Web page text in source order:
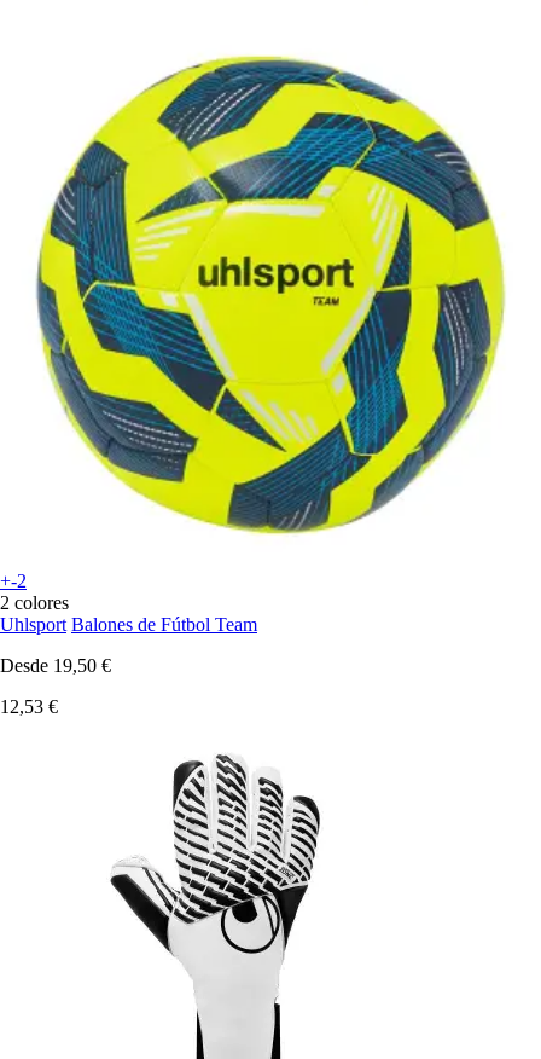
+-2
2 colores
Uhlsport Balones de Fútbol Team
Desde 19,50 €
12,53 €